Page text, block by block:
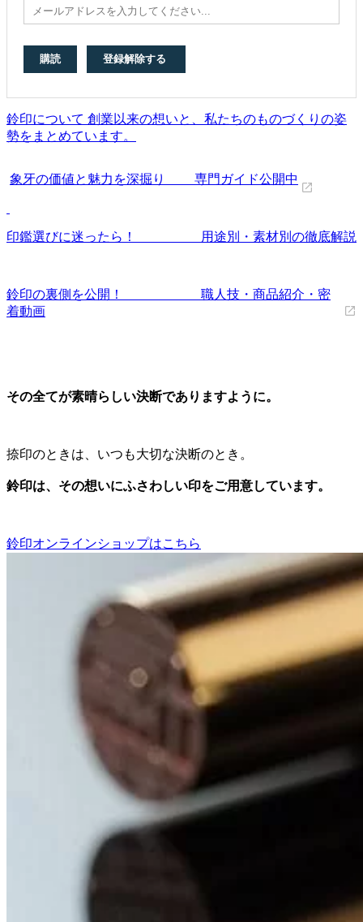
鈴印について 創業以来の想いと、私たちのものづくりの姿
勢をまとめています。
象牙の価値と魅力を深掘り 専門ガイド公開中
印鑑選びに迷ったら！ 用途別・素材別の徹底解説
鈴印の裏側を公開！ 職人技・商品紹介・密
着動画
その全てが素晴らしい決断でありますように。
捺印のときは、いつも大切な決断のとき。
鈴印は、その想いにふさわしい印をご用意しています。
鈴印オンラインショップはこちら